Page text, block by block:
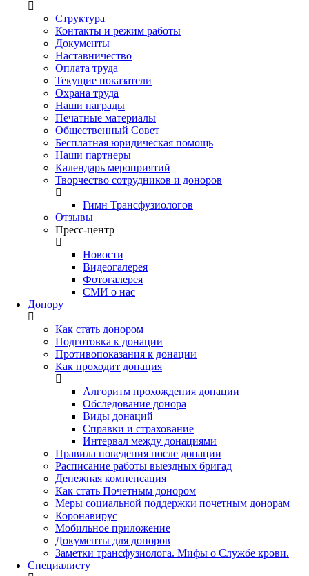
Структура
Контакты и режим работы
Документы
Наставничество
Оплата труда
Текущие показатели
Охрана труда
Наши награды
Печатные материалы
Общественный Совет
Бесплатная юридическая помощь
Наши партнеры
Календарь мероприятий
Творчество сотрудников и доноров
Гимн Трансфузиологов
Отзывы
Пресс-центр
Новости
Видеогалерея
Фотогалерея
СМИ о нас
Донору
Как стать донором
Подготовка к донации
Противопоказания к донации
Как проходит донация
Алгоритм прохождения донации
Обследование донора
Виды донаций
Справки и страхование
Интервал между донациями
Правила поведения после донации
Расписание работы выездных бригад
Денежная компенсация
Как стать Почетным донором
Меры социальной поддержки почетным донорам
Коронавирус
Мобильное приложение
Документы для доноров
Заметки трансфузиолога. Мифы о Службе крови.
Специалисту